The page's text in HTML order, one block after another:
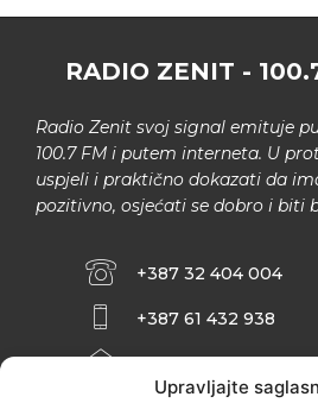
Upravljajte
RADIO ZENIT -
Radio Zenit svoj signal emituje
100.7 FM i putem interneta. U
uspjeli i praktično dokazati da
pozitivno, osjećati se dobro i biti
+387 32 404 004
+387 61 432 938
INFO@ZENIT.BA